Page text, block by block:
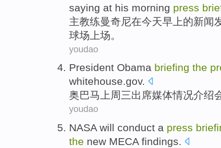
saying at his morning press
主教练曼奇尼在今天早上的新闻
球场 上场 。
youdao
President Obama briefing the
whitehouse.gov.
奥巴马 上周三出席媒体情况介绍
youdao
NASA will conduct a press
the new MECA findings.